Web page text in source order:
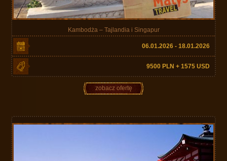
Kambodża – Tajlandia i Singapur
06.01.2026 - 18.01.2026
9500 PLN + 1575 USD
zobacz ofertę